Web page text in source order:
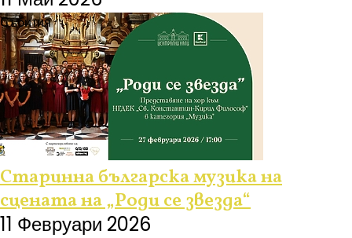
Събития
Старинна българска музика на
сцената на „Роди се звезда“
11 Февруари 2026